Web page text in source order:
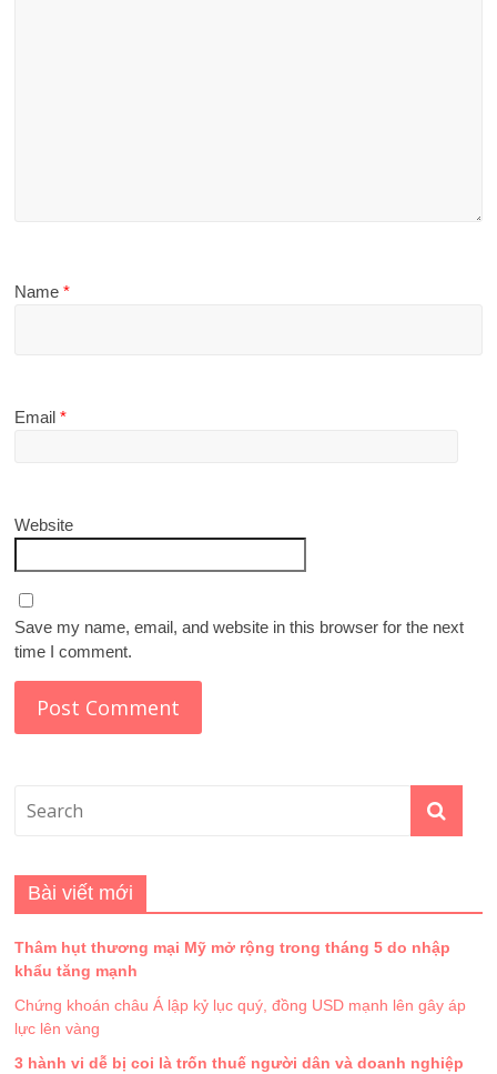
Name*
Email*
Website
Save my name, email, and website in this browser for the next
time I comment.
Bài viết mới
Thâm hụt thương mại Mỹ mở rộng trong tháng 5 do nhập
khẩu tăng mạnh
Chứng khoán châu Á lập kỷ lục quý, đồng USD mạnh lên gây áp
lực lên vàng
3 hành vi dễ bị coi là trốn thuế người dân và doanh nghiệp